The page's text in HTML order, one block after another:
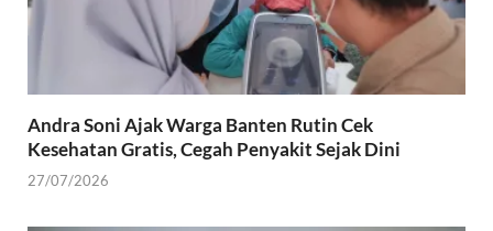
Andra Soni Ajak Warga Banten Rutin Cek
Kesehatan Gratis, Cegah Penyakit Sejak Dini
27/07/2026